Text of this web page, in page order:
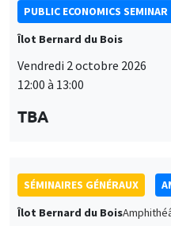
PUBLIC ECONOMICS SEMINAR
Îlot Bernard du Bois
Vendredi 2 octobre 2026
12:00 à 13:00
TBA
SÉMINAIRES GÉNÉRAUX
Îlot Bernard du Bois